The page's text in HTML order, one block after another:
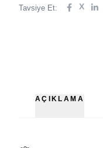
Tavsiye Et: X
AÇIKLAMA